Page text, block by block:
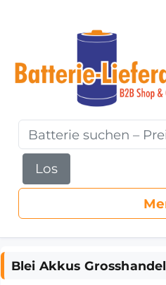
Los
Blei Akkus Grosshandel